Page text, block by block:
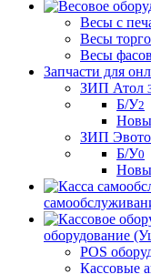
Весы с
Весы
Весы
Запчасти для
ЗИП Атол
Б/У2
ЗИП
Б/У0
оборудование
POS
Кассовые